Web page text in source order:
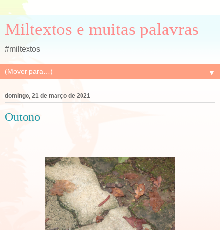
Miltextos e muitas palavras
#miltextos
▼
domingo, 21 de março de 2021
Outono